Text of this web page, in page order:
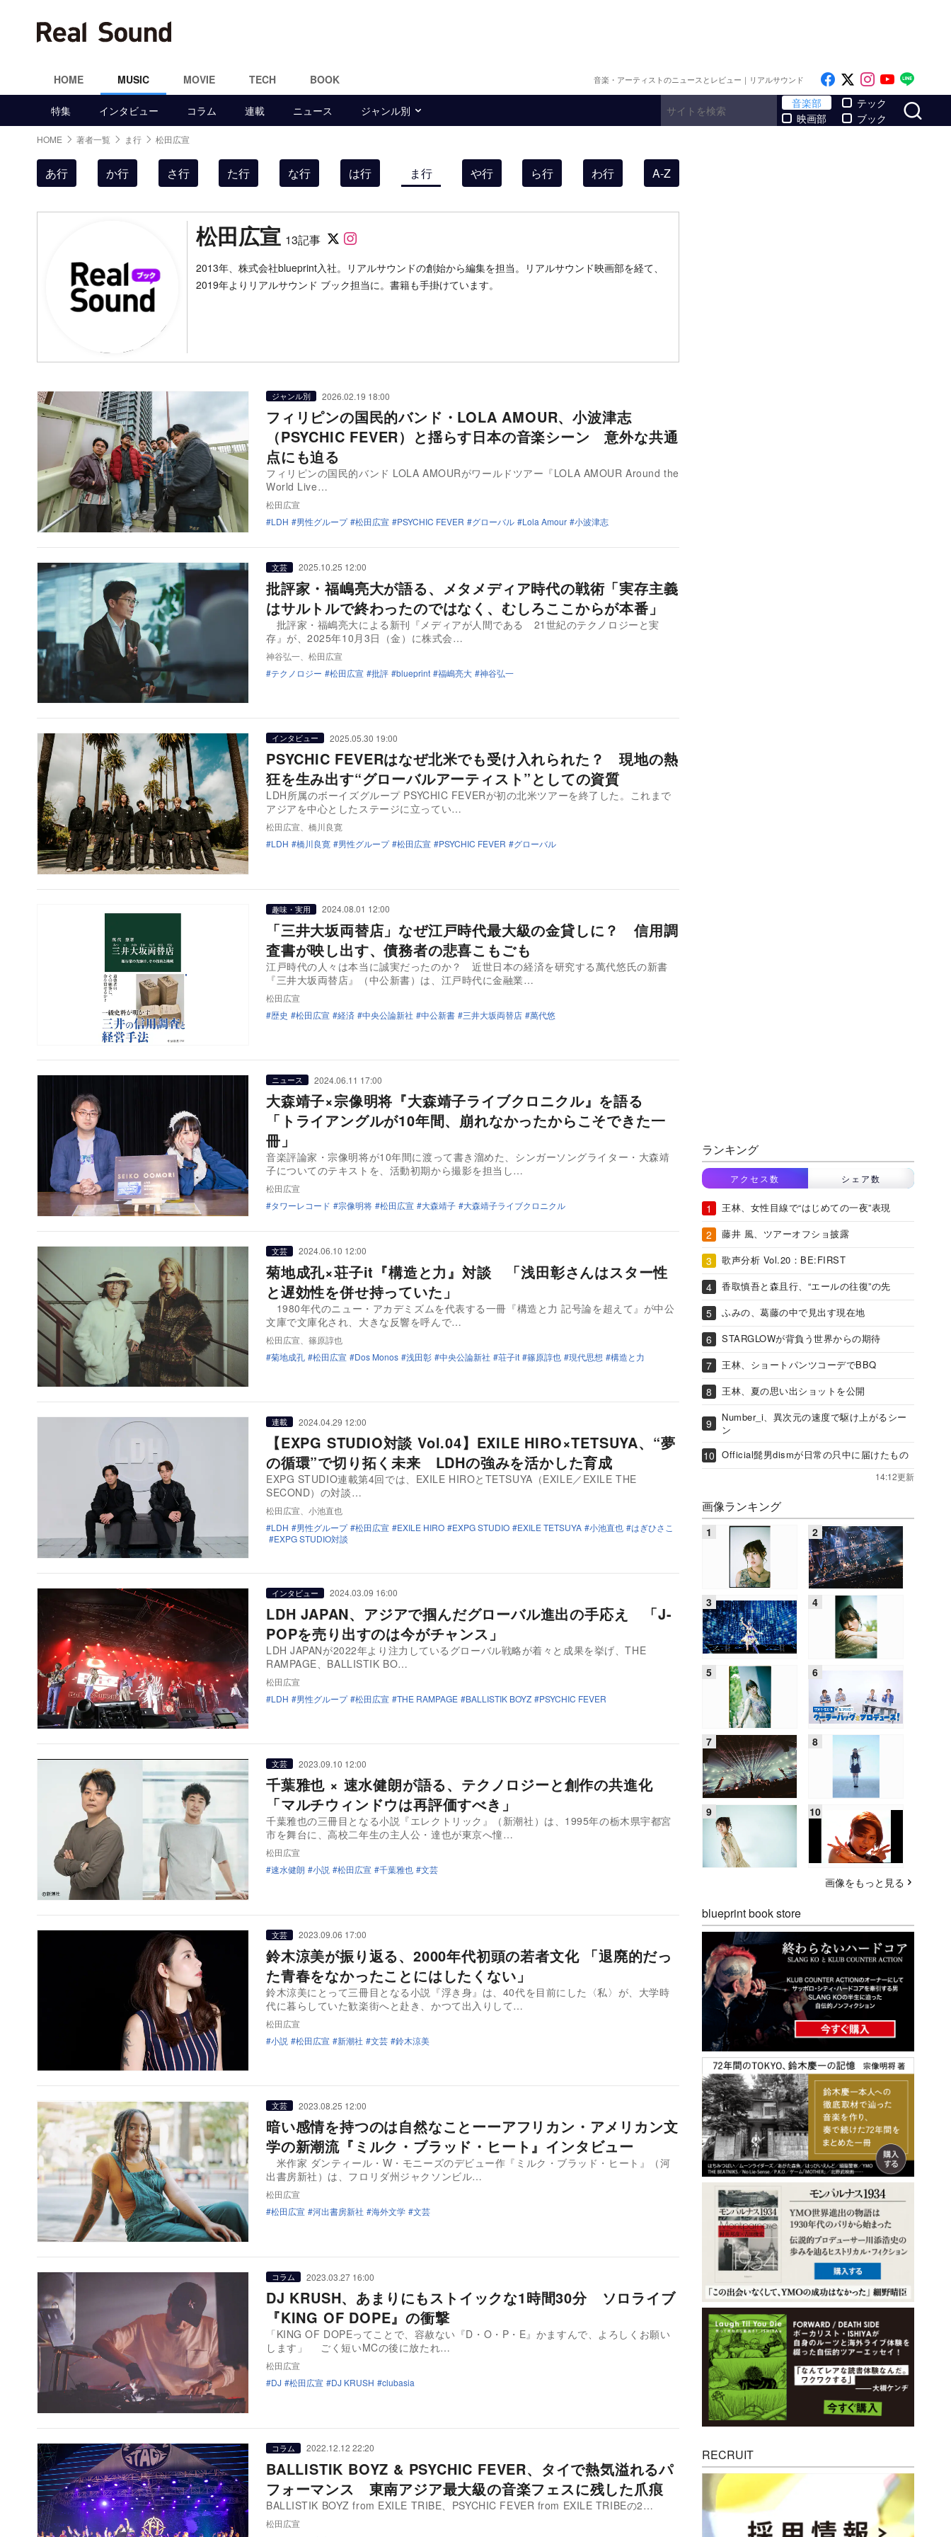
HOME MUSIC MOVIE TECH BOOK 音楽・アーティストのニュースとレビュー｜リアルサウンド Like on Facebook
Follow on x
Follow on
Follow
特集 インタビュー コラム 連載 ニュース ジャンル別
音楽部
映画部
テック
ブック
HOME 著者一覧 ま行 松田広宣
あ行 か行 さ行 た行 な行 は行 ま行 や行 ら行 わ行 A-Z
松田広宣 13記事 Follow on SNS
2013年、株式会社blueprint入社。リアルサウンドの創始から編集を担当。リアルサウンド映画部を経て、
2019年よりリアルサウンド ブック担当に。書籍も手掛けています。
ジャンル別 2026.02.19 18:00
フィリピンの国民的バンド・LOLA AMOUR、小波津志
（PSYCHIC FEVER）と揺らす日本の音楽シーン 意外な共通
点にも迫る
フィリピンの国民的バンド LOLA AMOURがワールドツアー『LOLA AMOUR Around the
World Live…
松田広宣
LDH
男性グループ 松田広宣 PSYCHIC FEVER グローバル Lola Amour 小波津志
文芸 2025.10.25 12:00
批評家・福嶋亮大が語る、メタメディア時代の戦術「実存主義
はサルトルで終わったのではなく、むしろここからが本番」
批評家・福嶋亮大による新刊『メディアが人間である 21世紀のテクノロジーと実
存』が、2025年10月3日（金）に株式会…
神谷弘一、松田広宣
テクノロジー
松田広宣 批評 blueprint 福嶋亮大 神谷弘一
インタビュー 2025.05.30 19:00
PSYCHIC FEVERはなぜ北米でも受け入れられた？ 現地の熱
狂を生み出す“グローバルアーティスト”としての資質
LDH所属のボーイズグループ PSYCHIC FEVERが初の北米ツアーを終了した。これまで
アジアを中心としたステージに立ってい…
松田広宣、橋川良寛
LDH
橋川良寛 男性グループ 松田広宣 PSYCHIC FEVER グローバル
趣味・実用 2024.08.01 12:00
「三井大坂両替店」なぜ江戸時代最大級の金貸しに？ 信用調
査書が映し出す、債務者の悲喜こもごも
江戸時代の人々は本当に誠実だったのか？ 近世日本の経済を研究する萬代悠氏の新書
『三井大坂両替店』（中公新書）は、江戸時代に金融業…
松田広宣
歴史
松田広宣 経済 中央公論新社 中公新書 三井大坂両替店 萬代悠
ニュース 2024.06.11 17:00
大森靖子×宗像明将『大森靖子ライブクロニクル』を語る
「トライアングルが10年間、崩れなかったからこそできた一
冊」
音楽評論家・宗像明将が10年間に渡って書き溜めた、シンガーソングライター・大森靖
子についてのテキストを、活動初期から撮影を担当し…
松田広宣
タワーレコード
宗像明将 松田広宣 大森靖子 大森靖子ライブクロニクル
文芸 2024.06.10 12:00
菊地成孔×荘子it『構造と力』対談 「浅田彰さんはスター性
と遅効性を併せ持っていた」
1980年代のニュー・アカデミズムを代表する一冊『構造と力 記号論を超えて』が中公
文庫で文庫化され、大きな反響を呼んで…
松田広宣、篠原諄也
菊地成孔
松田広宣 Dos Monos 浅田彰 中央公論新社 荘子it 篠原諄也 現代思想 構造と力
連載 2024.04.29 12:00
【EXPG STUDIO対談 Vol.04】EXILE HIRO×TETSUYA、“夢
の循環”で切り拓く未来 LDHの強みを活かした育成
EXPG STUDIO連載第4回では、EXILE HIROとTETSUYA（EXILE／EXILE THE
SECOND）の対談…
松田広宣、小池直也
LDH
男性グループ 松田広宣 EXILE HIRO EXPG STUDIO EXILE TETSUYA 小池直也
はぎひさこ
EXPG STUDIO対談
インタビュー 2024.03.09 16:00
LDH JAPAN、アジアで掴んだグローバル進出の手応え 「J-
POPを売り出すのは今がチャンス」
LDH JAPANが2022年より注力しているグローバル戦略が着々と成果を挙げ、THE
RAMPAGE、BALLISTIK BO…
松田広宣
LDH
男性グループ 松田広宣 THE RAMPAGE BALLISTIK BOYZ PSYCHIC FEVER
文芸 2023.09.10 12:00
千葉雅也 × 速水健朗が語る、テクノロジーと創作の共進化
「マルチウィンドウは再評価すべき」
千葉雅也の三冊目となる小説『エレクトリック』（新潮社）は、1995年の栃木県宇都宮
市を舞台に、高校二年生の主人公・達也が東京へ憧…
松田広宣
速水健朗
小説 松田広宣 千葉雅也 文芸
文芸 2023.09.06 17:00
鈴木涼美が振り返る、2000年代初頭の若者文化 「退廃的だっ
た青春をなかったことにはしたくない」
鈴木涼美にとって三冊目となる小説『浮き身』は、40代を目前にした〈私〉が、大学時
代に暮らしていた歓楽街へと赴き、かつて出入りして…
松田広宣
小説
松田広宣 新潮社 文芸 鈴木涼美
文芸 2023.08.25 12:00
暗い感情を持つのは自然なことーーアフリカン・アメリカン文
学の新潮流『ミルク・ブラッド・ヒート』インタビュー
米作家 ダンティール・W・モニーズのデビュー作『ミルク・ブラッド・ヒート』（河
出書房新社）は、フロリダ州ジャクソンビル…
松田広宣
松田広宣
河出書房新社 海外文学 文芸
コラム 2023.03.27 16:00
DJ KRUSH、あまりにもストイックな1時間30分 ソロライブ
『KING OF DOPE』の衝撃
「KING OF DOPEってことで、容赦ない『D・O・P・E』かますんで、よろしくお願い
します」 ごく短いMCの後に放たれ…
松田広宣
DJ
松田広宣 DJ KRUSH clubasia
コラム 2022.12.12 22:20
BALLISTIK BOYZ & PSYCHIC FEVER、タイで熱気溢れるパ
フォーマンス 東南アジア最大級の音楽フェスに残した爪痕
BALLISTIK BOYZ from EXILE TRIBE、PSYCHIC FEVER from EXILE TRIBEの2…
松田広宣
ランキング
アクセス数 シェア数
王林、女性目線で“はじめての一夜”表現
藤井 風、ツアーオフショ披露
歌声分析 Vol.20：BE:FIRST
香取慎吾と森且行、“エールの往復”の先
ふみの、葛藤の中で見出す現在地
STARGLOWが背負う世界からの期待
王林、ショートパンツコーデでBBQ
王林、夏の思い出ショットを公開
Number_i、異次元の速度で駆け上がるシー
ン
Official髭男dismが日常の只中に届けたもの
14:12更新
画像ランキング
画像をもっと見る
blueprint book store
RECRUIT